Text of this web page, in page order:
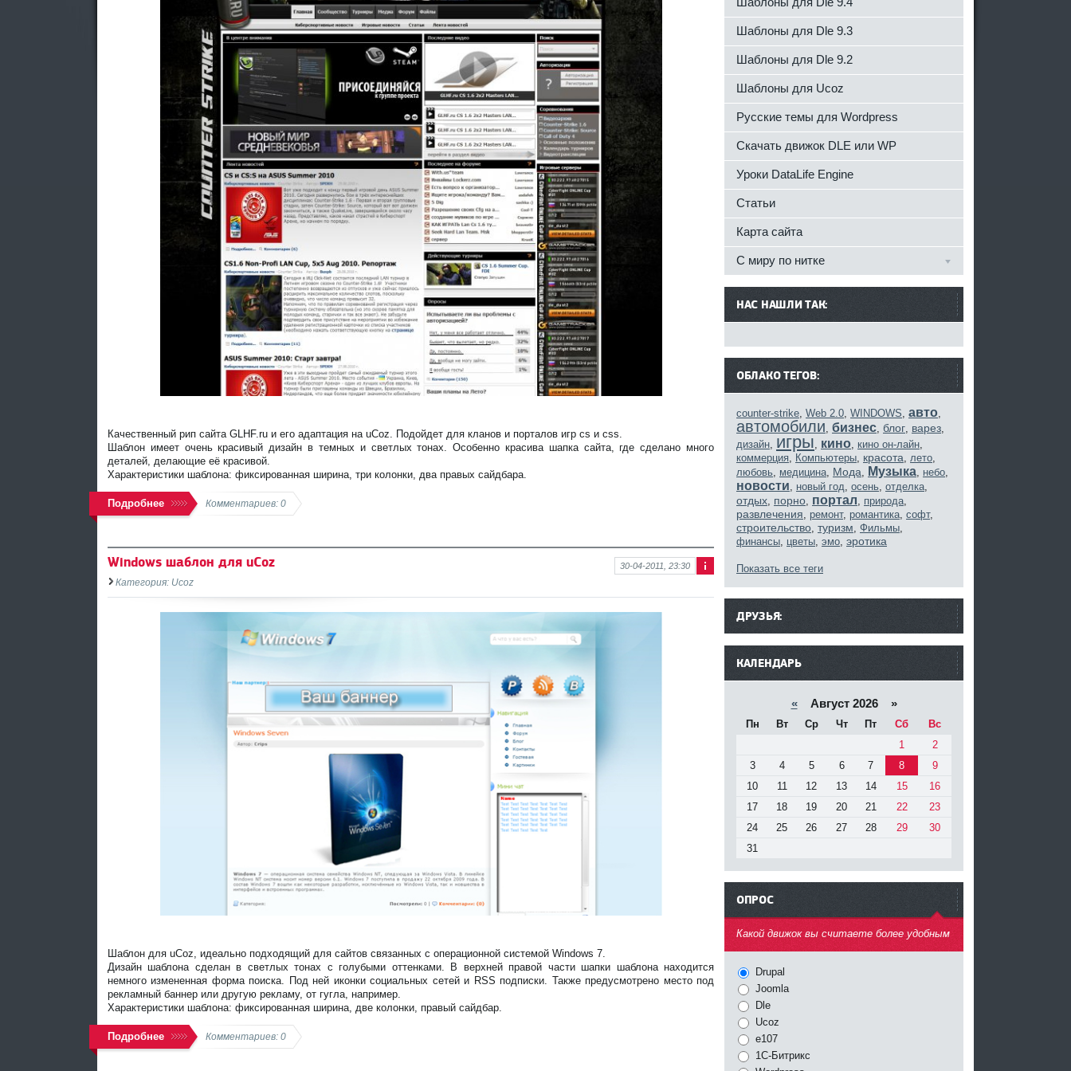
Качественный рип сайта GLHF.ru и его адаптация на uCoz. Подойдет для кланов и порталов игр cs и css.
Шаблон имеет очень красивый дизайн в темных и светлых тонах. Особенно красива шапка сайта, где сделано много
деталей, делающие её красивой.
Характеристики шаблона: фиксированная ширина, три колонки, два правых сайдбара.
Подробнее Комментариев: 0
30-04-2011, 23:30
Windows шаблон для uCoz
Категория: Ucoz
Шаблон для uCoz, идеально подходящий для сайтов связанных с операционной системой Windows 7.
Дизайн шаблона сделан в светлых тонах с голубыми оттенками. В верхней правой части шапки шаблона находится
немного измененная форма поиска. Под ней иконки социальных сетей и RSS подписки. Также предусмотрено место под
рекламный баннер или другую рекламу, от гугла, например.
Характеристики шаблона: фиксированная ширина, две колонки, правый сайдбар.
Подробнее Комментариев: 0
Шаблоны для Dle 9.3
Шаблоны для Dle 9.2
Шаблоны для Ucoz
Русские темы для Wordpress
Скачать движок DLE или WP
Уроки DataLife Engine
Статьи
Карта сайта
С миру по нитке
НАС НАШЛИ ТАК:
ОБЛАКО ТЕГОВ:
counter-strike, Web 2.0, WINDOWS, авто,
автомобили, бизнес, блог, варез,
дизайн, игры, кино, кино он-лайн,
коммерция, Компьютеры, красота, лето,
любовь, медицина, Мода, Музыка, небо,
новости, новый год, осень, отделка,
отдых, порно, портал, природа,
развлечения, ремонт, романтика, софт,
строительство, туризм, Фильмы,
финансы, цветы, эмо, эротика
Показать все теги
ДРУЗЬЯ:
КАЛЕНДАРЬ
«Август 2026 »
Пн Вт Ср Чт Пт Сб
Вс
1
2
3
4 5 6 7 8
9
10
11 12 13 14 15
16
17
18 19 20 21 22
23
24
25 26 27 28 29
30
31
ОПРОС
Какой движок вы считаете более удобным
Drupal
Joomla
Dle
Ucoz
e107
1С-Битрикс